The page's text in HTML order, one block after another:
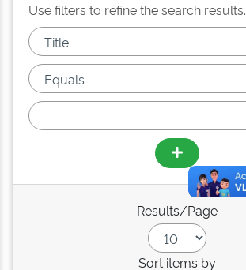
Use filters to refine the search results.
Results/Page
Sort items by